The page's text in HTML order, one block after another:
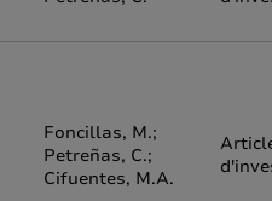
Foncillas, M.;
Petreñas, C.;
Cifuentes, M.A.